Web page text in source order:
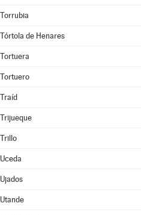
Torrubia
Tórtola de Henares
Tortuera
Tortuero
Traíd
Trijueque
Trillo
Uceda
Ujados
Utande